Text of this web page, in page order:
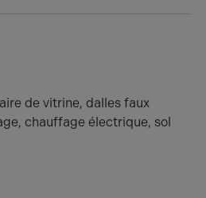
de vitrine, dalles faux
chauffage électrique, sol